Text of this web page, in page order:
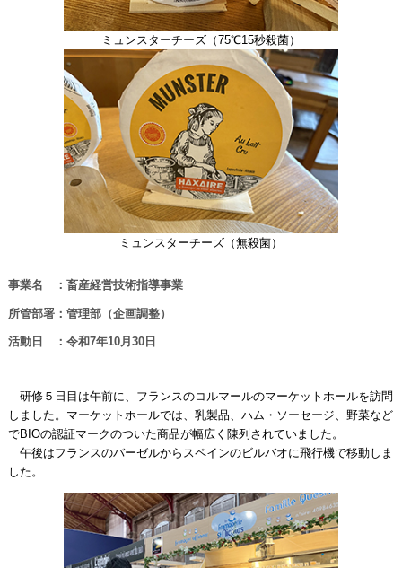
ミュンスターチーズ（75℃15秒殺菌）
ミュンスターチーズ（無殺菌）
事業名 ：畜産経営技術指導事業
所管部署：管理部（企画調整）
活動日 ：令和7年10月30日
研修５日目は午前に、フランスのコルマールのマーケットホールを訪問
しました。マーケットホールでは、乳製品、ハム・ソーセージ、野菜など
でBIOの認証マークのついた商品が幅広く陳列されていました。
午後はフランスのバーゼルからスペインのビルバオに飛行機で移動しま
した。